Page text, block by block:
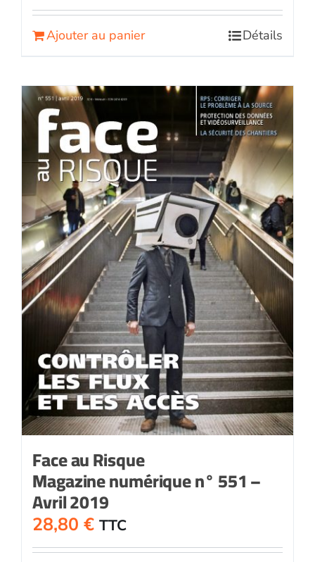
Ajouter au panier Détails
Face au Risque
Magazine numérique n° 551 –
Avril 2019
28,80 € TTC